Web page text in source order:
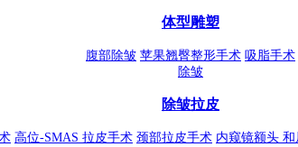
体型雕塑
腹部除皱 苹果翘臀整形手术 吸脂手术
除皱
除皱拉皮
高位-SMAS 拉皮手术 颈部拉皮手术 内窥镜额头